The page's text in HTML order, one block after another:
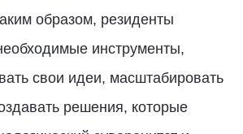
образом, резиденты
инструменты,
свои идеи, масштабировать
решения, которые